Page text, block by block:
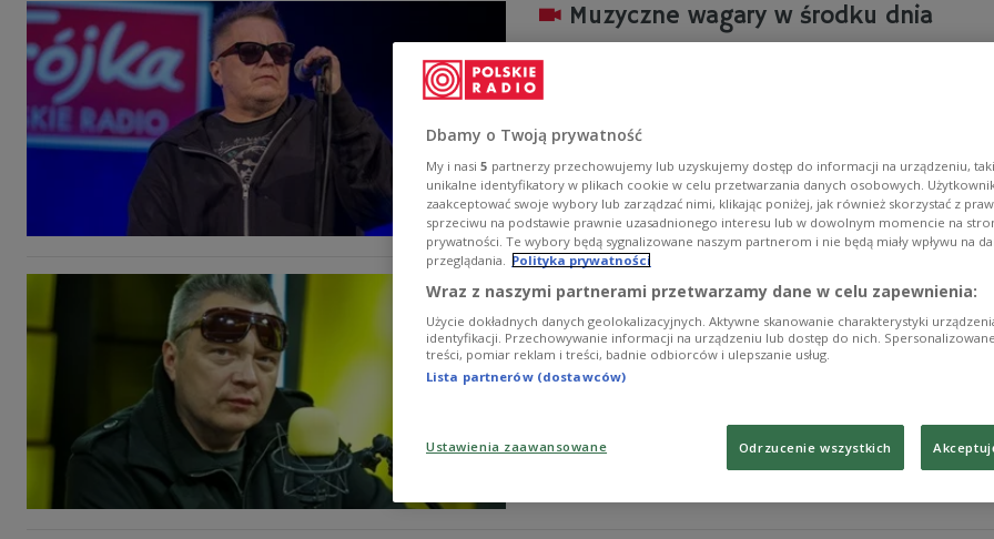
Muzyczne wagary w środku dnia
We wtorkowej odsłonie audycji "Nasza tonacja"
dnia. Na liście zaprezentowanych wykonawców
legenda jazz-rocka Laboratorium z gościnnym
Wierzcholski.
Zobacz więcej na temat: MUZYKA muzyka hp Radosław
Tede
Muniek Staszczyk
Muniek, Kazik i Maleńczuk o szkolnych
Wagary, ściąganie, kłamstwa, bójki - działo się! O
przygodach w środowy poranek opowiedzą Muniek
Zobacz więcej na temat:
Dbamy o Twoją prywatność
My i nasi 5 partnerzy przechowujemy lub uzyskujemy dostęp do informacji na urządzeniu,
unikalne identyfikatory w plikach cookie w celu przetwarzania danych osobowych.
zaakceptować swoje wybory lub zarządzać nimi, klikając poniżej, jak również skorzystać z
sprzeciwu na podstawie prawnie uzasadnionego interesu lub w dowolnym momencie na
prywatności. Te wybory będą sygnalizowane naszym partnerom i nie będą miały wpływu na
przeglądania. Polityka prywatności
Wraz z naszymi partnerami przetwarzamy dane w celu zapewnienia:
Użycie dokładnych danych geolokalizacyjnych. Aktywne skanowanie charakterystyki
identyfikacji. Przechowywanie informacji na urządzeniu lub dostęp do nich.
treści, pomiar reklam i treści, badnie odbiorców i ulepszanie usług.
Lista partnerów (dostawców)
Ustawienia zaawansowane Odrzucenie wszystkich